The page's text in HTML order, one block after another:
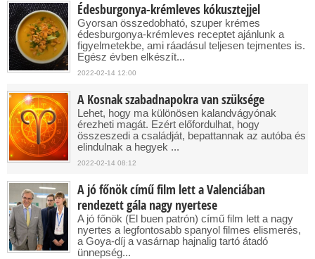
Édesburgonya-krémleves kókusztejjel
Gyorsan összedobható, szuper krémes
édesburgonya-krémleves receptet ajánlunk a
figyelmetekbe, ami ráadásul teljesen tejmentes is.
Egész évben elkészít...
2022-02-14 12:00
A Kosnak szabadnapokra van szüksége
Lehet, hogy ma különösen kalandvágyónak
érezheti magát. Ezért előfordulhat, hogy
összeszedi a családját, bepattannak az autóba és
elindulnak a hegyek ...
2022-02-14 08:12
A jó főnök című film lett a Valenciában
rendezett gála nagy nyertese
A jó főnök (El buen patrón) című film lett a nagy
nyertes a legfontosabb spanyol filmes elismerés,
a Goya-díj a vasárnap hajnalig tartó átadó
ünnepség...